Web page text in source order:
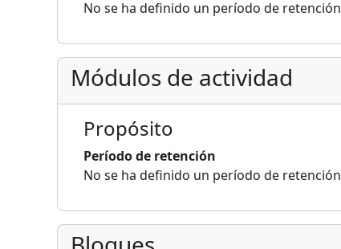
No se ha definido un período de retención
Módulos de actividad
Propósito
Período de retención
No se ha definido un período de retención